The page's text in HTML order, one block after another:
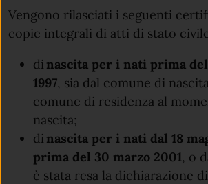
Vengono rilasciati i seguenti
copie integrali di atti di stato
di nascita per i nati prima del
1997, sia dal comune di
comune di residenza al
nascita;
di nascita per i nati dal 18
prima del 30 marzo 2001, o
è stata resa la dichiarazione